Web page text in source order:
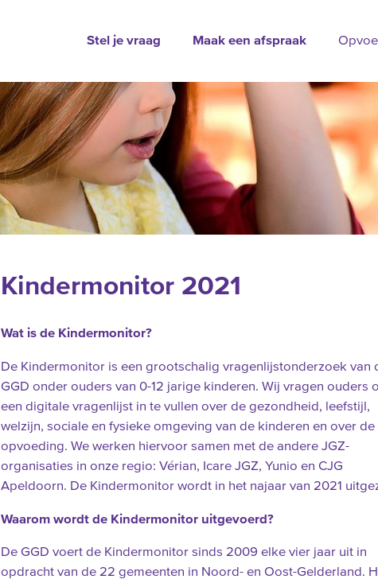
Stel je vraag Maak een afspraak
Kindermonitor 2021
Wat is de Kindermonitor?
De Kindermonitor is een grootschalig vragenlijstonderzoek van
GGD onder ouders van 0-12 jarige kinderen. Wij vragen ouders
een digitale vragenlijst in te vullen over de gezondheid, leefstijl,
welzijn, sociale en fysieke omgeving van de kinderen en over de
opvoeding. We werken hiervoor samen met de andere JGZ-
organisaties in onze regio: Vérian, Icare JGZ, Yunio en CJG
Apeldoorn. De Kindermonitor wordt in het najaar van 2021
Waarom wordt de Kindermonitor uitgevoerd?
De GGD voert de Kindermonitor sinds 2009 elke vier jaar uit in
opdracht van de 22 gemeenten in Noord- en Oost-Gelderland.